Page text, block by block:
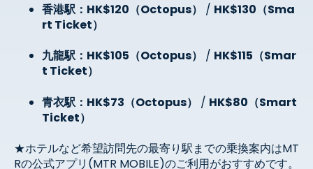
香港駅：HK$120（Octopus）
/ HK$130（Sma
rt Ticket）
九龍駅：HK$105（Octopus）
/ HK$115（Smar
t Ticket）
青衣駅：HK$73（Octopus）
/ HK$80（Smart
Ticket）
★ホテルなど希望訪問先の最寄り駅までの乗換案内はMT
Rの公式アプリ (MTR MOBILE)のご利用がおすすめです。